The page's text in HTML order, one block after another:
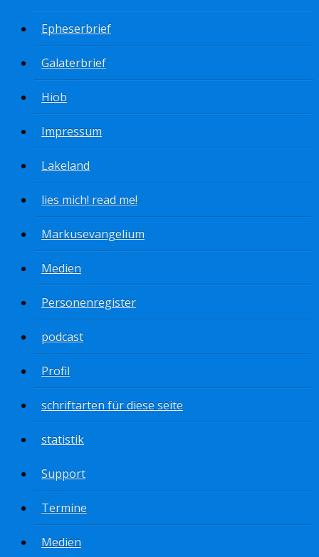
Epheserbrief
Galaterbrief
Hiob
Impressum
Lakeland
lies mich! read me!
Markusevangelium
Medien
Personenregister
podcast
Profil
schriftarten für diese seite
statistik
Support
Termine
Medien